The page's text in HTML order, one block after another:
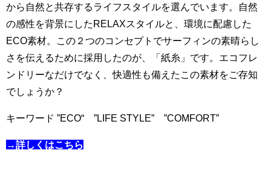
から自然と共存するライフスタイルを選んでいます。自然
の感性を背景にしたRELAXスタイルと、環境に配慮した
ECO素材。この２つのコンセプトでサーフィンの素晴らし
さを伝えるために採用したのが、「紙糸」です。エコフレ
ンドリーなだけでなく、快適性も備えたこの素材をご存知
でしょうか？
キーワード ”ECO“ ”LIFE STYLE” ”COMFORT”
→詳しくはこちら